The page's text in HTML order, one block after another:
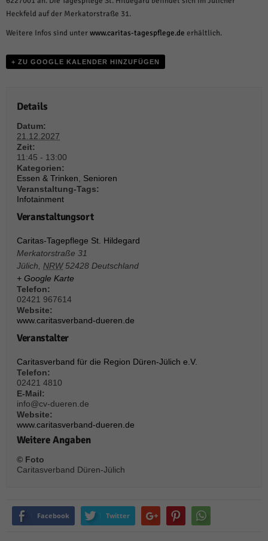
Heckfeld auf der Merkatorstraße 31.
Weitere Infos sind unterwww.caritas-tagespflege.de erhältlich.
+ ZU GOOGLE KALENDER HINZUFÜGEN
Details
Datum:
21.12.2027
Zeit:
11:45 - 13:00
Kategorien:
Essen & Trinken, Senioren
Veranstaltung-Tags:
Infotainment
Veranstaltungsort
Caritas-Tagepflege St. Hildegard
Merkatorstraße 31
Jülich, NRW 52428 Deutschland
+ Google Karte
Telefon:
02421 967614
Website:
www.caritasverband-dueren.de
Veranstalter
Caritasverband für die Region Düren-Jülich e.V.
Telefon:
02421 4810
E-Mail:
info@cv-dueren.de
Website:
www.caritasverband-dueren.de
Weitere Angaben
© Foto
Caritasverband Düren-Jülich
Facebook Twitter
auswählen.
Alle akzeptieren Speichern und weiter
Zurück
Essenzielle Cookies ermöglichen grundlegende Funktionen und sind für die
Statistiken (1)
Statistik Cookies erfassen Informationen anonym. Diese Informationen helfen
uns zu verstehen, wie unsere Besucher unsere Website nutzen.
Marketing-Cookies werden von Drittanbietern oder Publishern verwendet,
um personalisierte Werbung anzuzeigen. Sie tun dies, indem sie Besucher
über Websites hinweg verfolgen.
Externe Medien (6)
Inhalte von Videoplattformen und Social-Media-Plattformen werden
standardmäßig blockiert. Wenn Cookies von externen Medien akzeptiert
mehr.
powered by Borlabs Cookie